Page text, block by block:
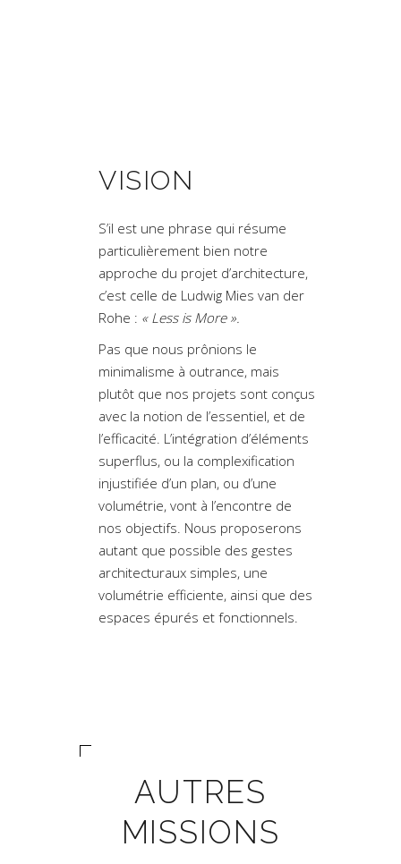
VISION
S’il est une phrase qui résume
particulièrement bien notre
approche du projet d’architecture,
c’est celle de Ludwig Mies van der
Rohe : « Less is More ».
Pas que nous prônions le
minimalisme à outrance, mais
plutôt que nos projets sont conçus
avec la notion de l’essentiel, et de
l’efficacité. L’intégration d’éléments
superflus, ou la complexification
injustifiée d’un plan, ou d’une
volumétrie, vont à l’encontre de
nos objectifs. Nous proposerons
autant que possible des gestes
architecturaux simples, une
volumétrie efficiente, ainsi que des
espaces épurés et fonctionnels.
AUTRES
MISSIONS